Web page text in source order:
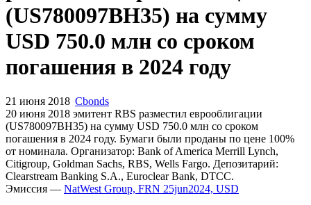
(US780097BH35) на сумму
USD 750.0 млн со сроком
погашения в 2024 году
21 июня 2018 Cbonds
20 июня 2018 эмитент RBS разместил еврооблигации
(US780097BH35) на сумму USD 750.0 млн со сроком
погашения в 2024 году. Бумаги были проданы по цене 100%
от номинала. Организатор: Bank of America Merrill Lynch,
Citigroup, Goldman Sachs, RBS, Wells Fargo. Депозитарий:
Clearstream Banking S.A., Euroclear Bank, DTCC.
Эмиссия — NatWest Group, FRN 25jun2024, USD